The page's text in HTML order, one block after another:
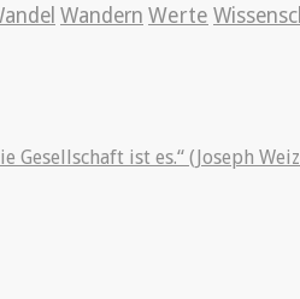
Wandern Werte
ist es.“ (Joseph